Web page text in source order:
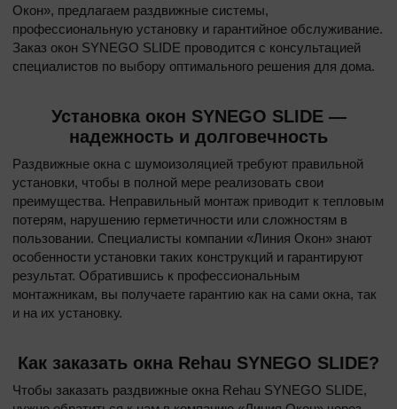
Окон», предлагаем раздвижные системы,
профессиональную установку и гарантийное обслуживание.
Заказ окон SYNEGO SLIDE проводится с консультацией
специалистов по выбору оптимального решения для дома.
Установка окон SYNEGO SLIDE —
надежность и долговечность
Раздвижные окна с шумоизоляцией требуют правильной
установки, чтобы в полной мере реализовать свои
преимущества. Неправильный монтаж приводит к тепловым
потерям, нарушению герметичности или сложностям в
пользовании. Специалисты компании «Линия Окон» знают
особенности установки таких конструкций и гарантируют
результат. Обратившись к профессиональным
монтажникам, вы получаете гарантию как на сами окна, так
и на их установку.
Как заказать окна Rehau SYNEGO SLIDE?
Чтобы заказать раздвижные окна Rehau SYNEGO SLIDE,